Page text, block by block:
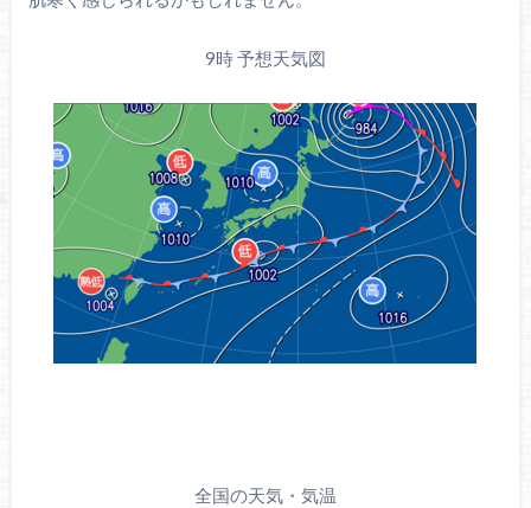
9時 予想天気図
全国の天気・気温